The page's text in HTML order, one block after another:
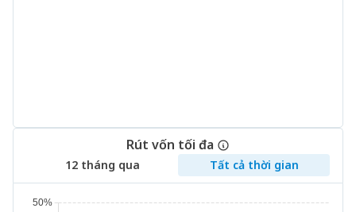
Rút vốn tối đa
12 tháng qua Tất cả thời gian